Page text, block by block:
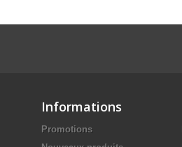
Informations
Promotions